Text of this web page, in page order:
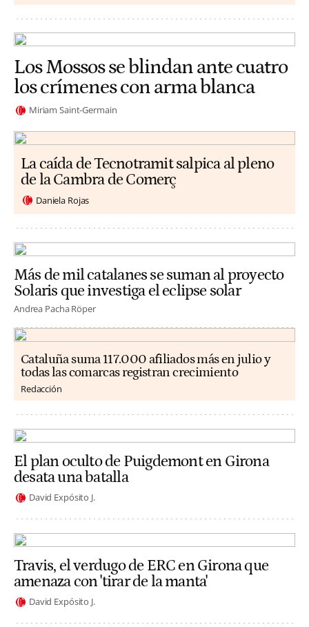
Los Mossos se blindan ante cuatro
los crímenes con arma blanca
Miriam Saint-Germain
La caída de Tecnotramit salpica al pleno
de la Cambra de Comerç
Daniela Rojas
Más de mil catalanes se suman al proyecto
Solaris que investiga el eclipse solar
Andrea Pacha Röper
Cataluña suma 117.000 afiliados más en julio y
todas las comarcas registran crecimiento
Redacción
El plan oculto de Puigdemont en Girona
desata una batalla
David Expósito J.
Travis, el verdugo de ERC en Girona que
amenaza con 'tirar de la manta'
David Expósito J.